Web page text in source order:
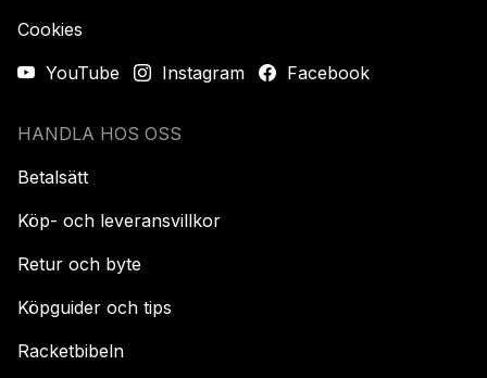
Cookies
YouTube
Instagram Facebook
HANDLA HOS OSS
Betalsätt
Köp- och leveransvillkor
Retur och byte
Köpguider och tips
Racketbibeln